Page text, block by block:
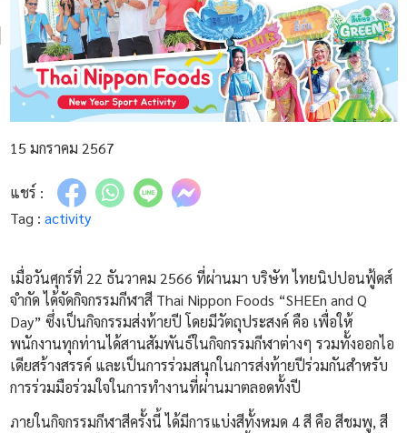
15 มกราคม 2567
แชร์ :
Tag : activity
เมื่อวันศุกร์ที่ 22 ธันวาคม 2566 ที่ผ่านมา บริษัท ไทยนิปปอนฟู้ดส์
จำกัด ได้จัดกิจกรรมกีฬาสี Thai Nippon Foods “SHEEn and Q
Day” ซึ่งเป็นกิจกรรมส่งท้ายปี โดยมีวัตถุประสงค์ คือ เพื่อให้
พนักงานทุกท่านได้สานสัมพันธ์ในกิจกรรมกีฬาต่างๆ รวมทั้งออกไอ
เดียสร้างสรรค์ และเป็นการร่วมสนุกในการส่งท้ายปีร่วมกันสำหรับ
การร่วมมือร่วมใจในการทำงานที่ผ่านมาตลอดทั้งปี
ภายในกิจกรรมกีฬาสีครั้งนี้ ได้มีการแบ่งสีทั้งหมด 4 สี คือ สีชมพู, สี